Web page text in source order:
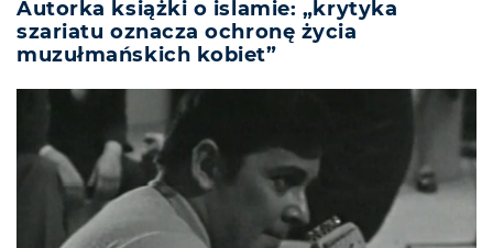
Autorka książki o islamie: „krytyka
szariatu oznacza ochronę życia
muzułmańskich kobiet”